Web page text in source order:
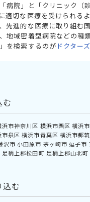
病院」と「クリニック（
適切な医療を受けられる
先進的な医療に取り組む
地域密着型病院などの種
を検索するのが ドクター
浜市神奈川区 横浜市西区 横浜
市泉区 横浜市青葉区 横浜市都
沢市 小田原市 茅ヶ崎市 逗子市
足柄上郡松田町 足柄上郡山北町
む